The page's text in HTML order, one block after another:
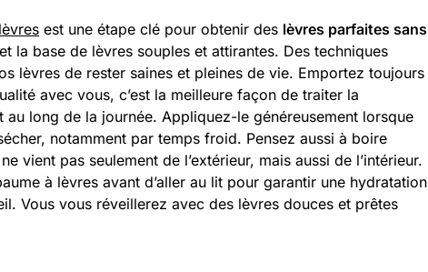
est une étape clé pour obtenir des lèvres parfaites sans
la base de lèvres souples et attirantes. Des techniques
lèvres de rester saines et pleines de vie. Emportez toujours
avec vous, c’est la meilleure façon de traiter la
au long de la journée. Appliquez-le généreusement lorsque
notamment par temps froid. Pensez aussi à boire
vient pas seulement de l’extérieur, mais aussi de l’intérieur.
à lèvres avant d’aller au lit pour garantir une hydratation
Vous vous réveillerez avec des lèvres douces et prêtes